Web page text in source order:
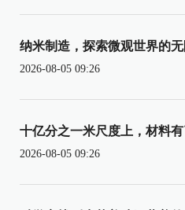
纳米制造，探索微观世界的
2026-08-05 09:26
十亿分之一米尺度上，材料
2026-08-05 09:26